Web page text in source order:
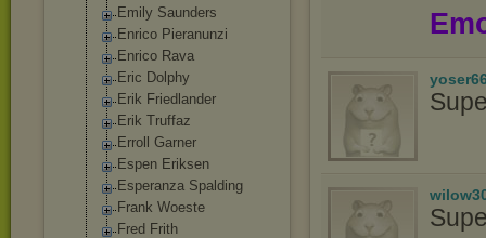
Emily Saunders
Enrico Pieranunzi
Enrico Rava
Eric Dolphy
Erik Friedlander
Erik Truffaz
Erroll Garner
Espen Eriksen
Esperanza Spalding
Frank Woeste
Fred Frith